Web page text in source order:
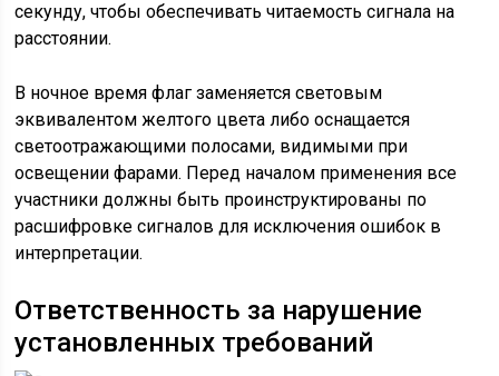
секунду, чтобы обеспечивать читаемость сигнала на
расстоянии.
В ночное время флаг заменяется световым
эквивалентом желтого цвета либо оснащается
светоотражающими полосами, видимыми при
освещении фарами. Перед началом применения все
участники должны быть проинструктированы по
расшифровке сигналов для исключения ошибок в
интерпретации.
Ответственность за нарушение
установленных требований